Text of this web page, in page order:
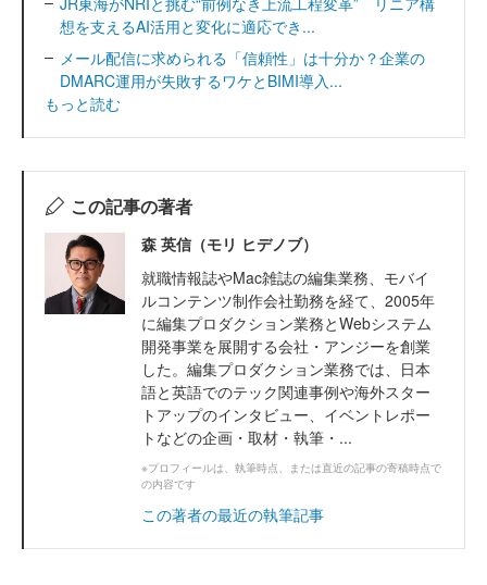
想を支えるAI活用と変化に適応でき...
メール配信に求められる「信頼性」は十分か？企業の
DMARC運用が失敗するワケとBIMI導入...
もっと読む
この記事の著者
森 英信（モリ ヒデノブ）
就職情報誌やMac雑誌の編集業務、モバイ
ルコンテンツ制作会社勤務を経て、2005年
に編集プロダクション業務とWebシステム
開発事業を展開する会社・アンジーを創業
した。編集プロダクション業務では、日本
語と英語でのテック関連事例や海外スター
トアップのインタビュー、イベントレポー
トなどの企画・取材・執筆・...
※プロフィールは、執筆時点、または直近の記事の寄稿時点で
の内容です
この著者の最近の執筆記事